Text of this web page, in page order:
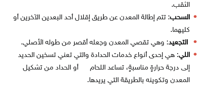
الثقب.
السحب: تتم إطالة المعدن عن طريق إقلال أحد البعدين الآخرين أو
كليهما.
التجعيد: وهي تقصي المعدن وجعله أقصر من طوله الأصلي.
اللي: هي إحدى أنواع خدمات الحدادة والتي تعني تسخين الحديد
إلى درجة حرارةٍ مناسبةٍ، تساعد اللحام أو الحداد من تشكيل
المعدن وتكوينه بالطريقة التي يريدها.